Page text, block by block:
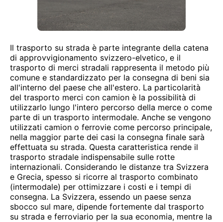
Il trasporto su strada è parte integrante della catena
di approvvigionamento svizzero-elvetico, e il
trasporto di merci stradali rappresenta il metodo più
comune e standardizzato per la consegna di beni sia
all'interno del paese che all'estero. La particolarità
del trasporto merci con camion è la possibilità di
utilizzarlo lungo l'intero percorso della merce o come
parte di un trasporto intermodale. Anche se vengono
utilizzati camion o ferrovie come percorso principale,
nella maggior parte dei casi la consegna finale sarà
effettuata su strada. Questa caratteristica rende il
trasporto stradale indispensabile sulle rotte
internazionali. Considerando le distanze tra Svizzera
e Grecia, spesso si ricorre al trasporto combinato
(intermodale) per ottimizzare i costi e i tempi di
consegna. La Svizzera, essendo un paese senza
sbocco sul mare, dipende fortemente dal trasporto
su strada e ferroviario per la sua economia, mentre la